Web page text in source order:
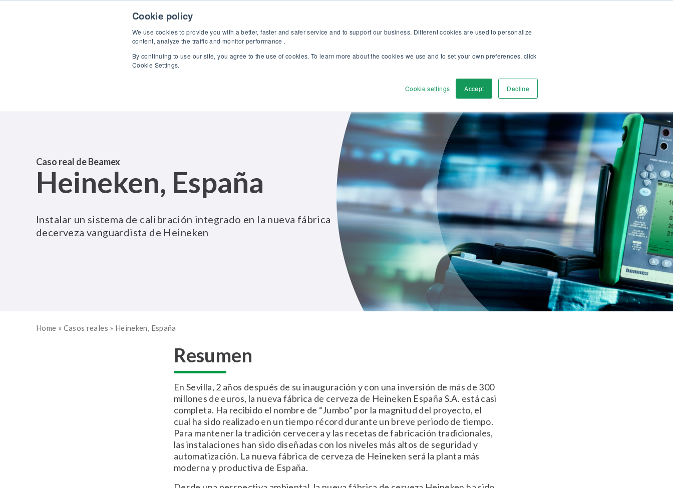
Cookie policy
We use cookies to provide you with a better, faster and safer service and to support our business. Different cookies are used to personalize
content, analyze the traffic and monitor performance .
By continuing to use our site, you agree to the use of cookies. To learn more about the cookies we use and to set your own preferences, click
Cookie Settings.
Cookie settings Accept Decline
Productos Soluciones Servicios Descubra
Caso real de Beamex
Heineken, España
Instalar un sistema de calibración integrado en la nueva fábrica
decerveza vanguardista de Heineken
Home » Casos reales » Heineken, España
Resumen
En Sevilla, 2 años después de su inauguración y con una inversión de más de 300
millones de euros, la nueva fábrica de cerveza de Heineken España S.A. está casi
completa. Ha recibido el nombre de “Jumbo” por la magnitud del proyecto, el
cual ha sido realizado en un tiempo récord durante un breve periodo de tiempo.
Para mantener la tradición cervecera y las recetas de fabricación tradicionales,
las instalaciones han sido diseñadas con los niveles más altos de seguridad y
automatización. La nueva fábrica de cerveza de Heineken será la planta más
moderna y productiva de España.